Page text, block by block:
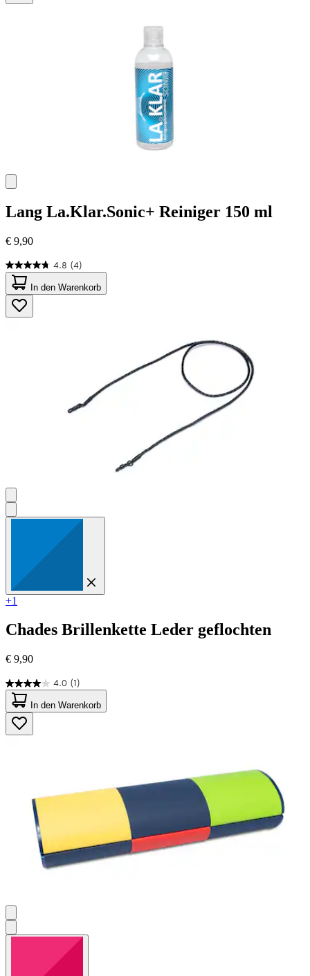
42
Lang La.Klar.Sonic+ Reiniger 150 ml
€ 9,90
4.8 (4)
4.8
von
5
Sternen.
4
In den Warenkorb
+1
Chades Brillenkette Leder geflochten
€ 9,90
4.0 (1)
4.0
von
5
Sternen.
1
In den Warenkorb